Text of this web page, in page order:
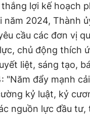
lợi kế hoạch
năm 2024, Thành
cầu các đơn vị
chủ động thích
liệt, sáng tạo,
"Năm đẩy mạnh
kỷ luật, kỷ
nguồn lực đầu tư,